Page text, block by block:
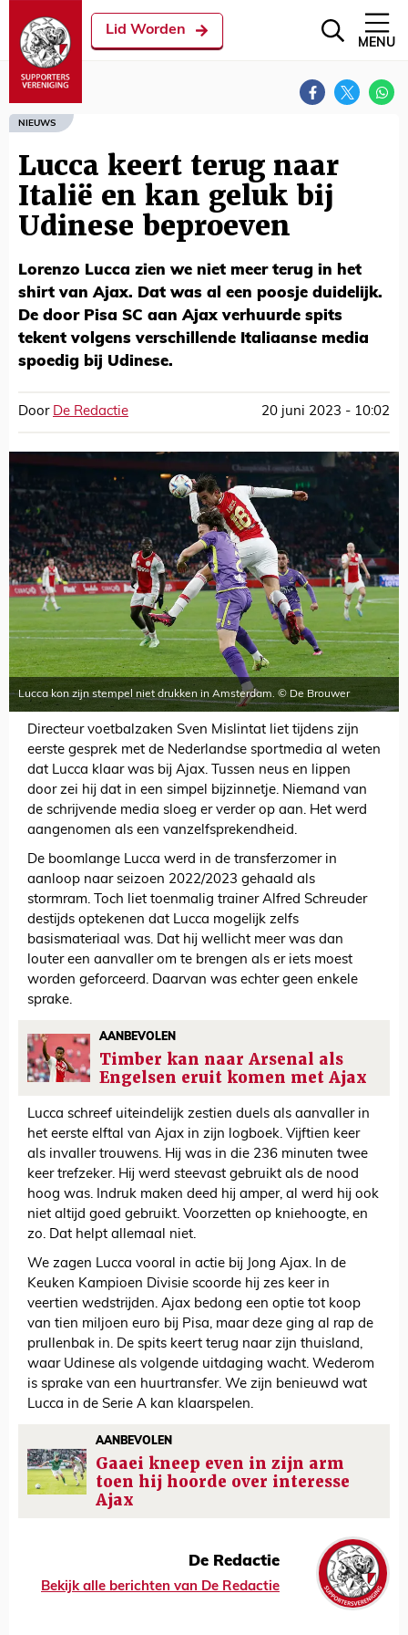
Lid Worden
MENU
NIEUWS
Lucca keert terug naar
Italië en kan geluk bij
Udinese beproeven
Lorenzo Lucca zien we niet meer terug in het
shirt van Ajax. Dat was al een poosje duidelijk.
De door Pisa SC aan Ajax verhuurde spits
tekent volgens verschillende Italiaanse media
spoedig bij Udinese.
Door De Redactie 20 juni 2023 - 10:02
Lucca kon zijn stempel niet drukken in Amsterdam. © De Brouwer
Directeur voetbalzaken Sven Mislintat liet tijdens zijn
eerste gesprek met de Nederlandse sportmedia al weten
dat Lucca klaar was bij Ajax. Tussen neus en lippen
door zei hij dat in een simpel bijzinnetje. Niemand van
de schrijvende media sloeg er verder op aan. Het werd
aangenomen als een vanzelfsprekendheid.
De boomlange Lucca werd in de transferzomer in
aanloop naar seizoen 2022/2023 gehaald als
stormram. Toch liet toenmalig trainer Alfred Schreuder
destijds optekenen dat Lucca mogelijk zelfs
basismateriaal was. Dat hij wellicht meer was dan
louter een aanvaller om te brengen als er iets moest
worden geforceerd. Daarvan was echter geen enkele
sprake.
AANBEVOLEN
Timber kan naar Arsenal als
Engelsen eruit komen met Ajax
Lucca schreef uiteindelijk zestien duels als aanvaller in
het eerste elftal van Ajax in zijn logboek. Vijftien keer
als invaller trouwens. Hij was in die 236 minuten twee
keer trefzeker. Hij werd steevast gebruikt als de nood
hoog was. Indruk maken deed hij amper, al werd hij ook
niet altijd goed gebruikt. Voorzetten op kniehoogte, en
zo. Dat helpt allemaal niet.
We zagen Lucca vooral in actie bij Jong Ajax. In de
Keuken Kampioen Divisie scoorde hij zes keer in
veertien wedstrijden. Ajax bedong een optie tot koop
van tien miljoen euro bij Pisa, maar deze ging al rap de
prullenbak in. De spits keert terug naar zijn thuisland,
waar Udinese als volgende uitdaging wacht. Wederom
is sprake van een huurtransfer. We zijn benieuwd wat
Lucca in de Serie A kan klaarspelen.
AANBEVOLEN
Gaaei kneep even in zijn arm
toen hij hoorde over interesse
Ajax
De Redactie
Bekijk alle berichten van De Redactie